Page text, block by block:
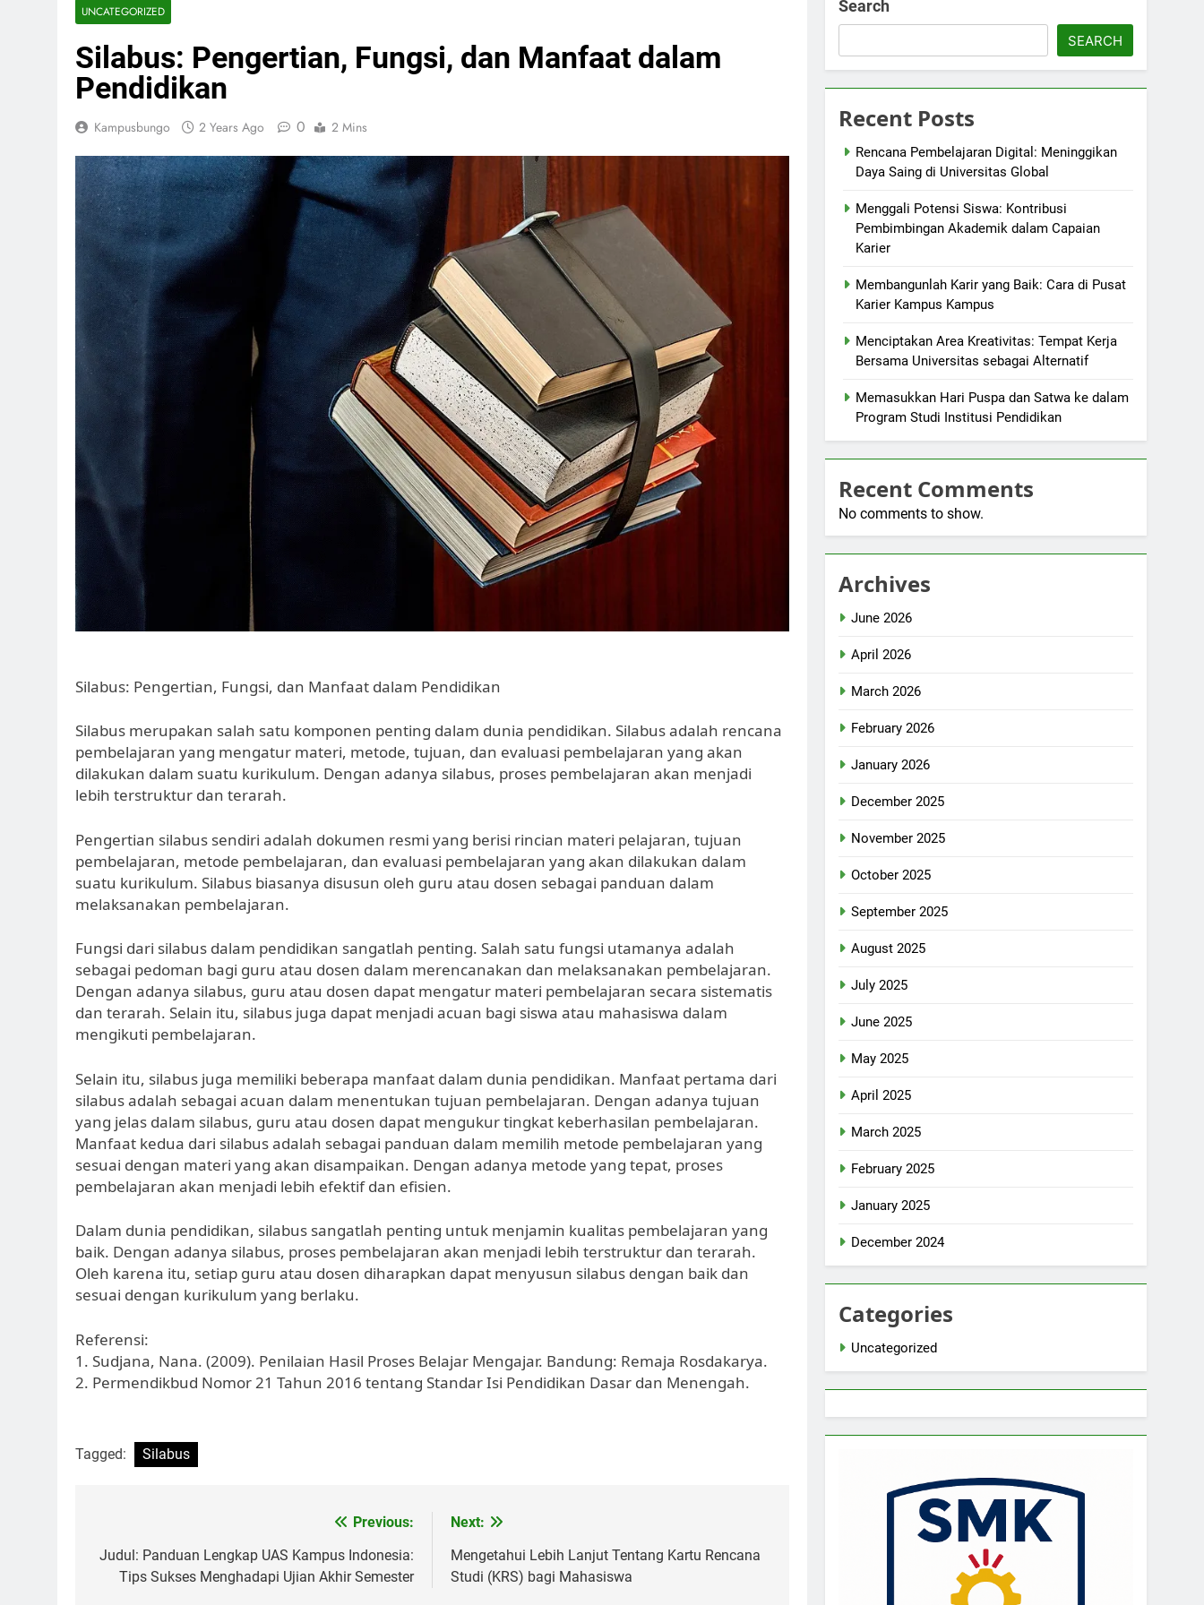
UNCATEGORIZED
Silabus: Pengertian, Fungsi, dan Manfaat dalam
Pendidikan
Kampusbungo 2 Years Ago 0 2 Mins
Silabus: Pengertian, Fungsi, dan Manfaat dalam Pendidikan
Silabus merupakan salah satu komponen penting dalam dunia pendidikan. Silabus adalah rencana
pembelajaran yang mengatur materi, metode, tujuan, dan evaluasi pembelajaran yang akan
dilakukan dalam suatu kurikulum. Dengan adanya silabus, proses pembelajaran akan menjadi
lebih terstruktur dan terarah.
Pengertian silabus sendiri adalah dokumen resmi yang berisi rincian materi pelajaran, tujuan
pembelajaran, metode pembelajaran, dan evaluasi pembelajaran yang akan dilakukan dalam
suatu kurikulum. Silabus biasanya disusun oleh guru atau dosen sebagai panduan dalam
melaksanakan pembelajaran.
Fungsi dari silabus dalam pendidikan sangatlah penting. Salah satu fungsi utamanya adalah
sebagai pedoman bagi guru atau dosen dalam merencanakan dan melaksanakan pembelajaran.
Dengan adanya silabus, guru atau dosen dapat mengatur materi pembelajaran secara sistematis
dan terarah. Selain itu, silabus juga dapat menjadi acuan bagi siswa atau mahasiswa dalam
mengikuti pembelajaran.
Selain itu, silabus juga memiliki beberapa manfaat dalam dunia pendidikan. Manfaat pertama dari
silabus adalah sebagai acuan dalam menentukan tujuan pembelajaran. Dengan adanya tujuan
yang jelas dalam silabus, guru atau dosen dapat mengukur tingkat keberhasilan pembelajaran.
Manfaat kedua dari silabus adalah sebagai panduan dalam memilih metode pembelajaran yang
sesuai dengan materi yang akan disampaikan. Dengan adanya metode yang tepat, proses
pembelajaran akan menjadi lebih efektif dan efisien.
Dalam dunia pendidikan, silabus sangatlah penting untuk menjamin kualitas pembelajaran yang
baik. Dengan adanya silabus, proses pembelajaran akan menjadi lebih terstruktur dan terarah.
Oleh karena itu, setiap guru atau dosen diharapkan dapat menyusun silabus dengan baik dan
sesuai dengan kurikulum yang berlaku.
Referensi:
1. Sudjana, Nana. (2009). Penilaian Hasil Proses Belajar Mengajar. Bandung: Remaja Rosdakarya.
2. Permendikbud Nomor 21 Tahun 2016 tentang Standar Isi Pendidikan Dasar dan Menengah.
Tagged: Silabus
navigation
Previous:
Judul: Panduan Lengkap UAS Kampus Indonesia:
Tips Sukses Menghadapi Ujian Akhir Semester
Next:
Mengetahui Lebih Lanjut Tentang Kartu Rencana
Studi (KRS) bagi Mahasiswa
Search
SEARCH
Recent Posts
Rencana Pembelajaran Digital: Meninggikan
Daya Saing di Universitas Global
Menggali Potensi Siswa: Kontribusi
Pembimbingan Akademik dalam Capaian
Karier
Membangunlah Karir yang Baik: Cara di Pusat
Karier Kampus Kampus
Menciptakan Area Kreativitas: Tempat Kerja
Bersama Universitas sebagai Alternatif
Memasukkan Hari Puspa dan Satwa ke dalam
Program Studi Institusi Pendidikan
Recent Comments
No comments to show.
Archives
June 2026
April 2026
March 2026
February 2026
January 2026
December 2025
November 2025
October 2025
September 2025
August 2025
July 2025
June 2025
May 2025
April 2025
March 2025
February 2025
January 2025
December 2024
Categories
Uncategorized